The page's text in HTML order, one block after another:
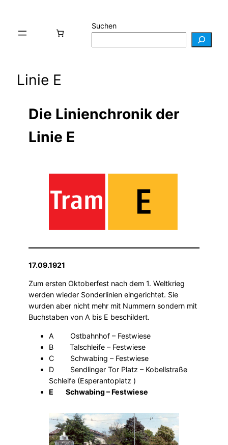
Suchen
Linie E
Die Linienchronik der
Linie E
17.09.1921
Zum ersten Oktoberfest nach dem 1. Weltkrieg
werden wieder Sonderlinien eingerichtet. Sie
wurden aber nicht mehr mit Nummern sondern mit
Buchstaben von A bis E beschildert.
A Ostbahnhof – Festwiese
B Talschleife – Festwiese
C Schwabing – Festwiese
D Sendlinger Tor Platz – Kobellstraße
Schleife (Esperantoplatz )
E Schwabing – Festwiese